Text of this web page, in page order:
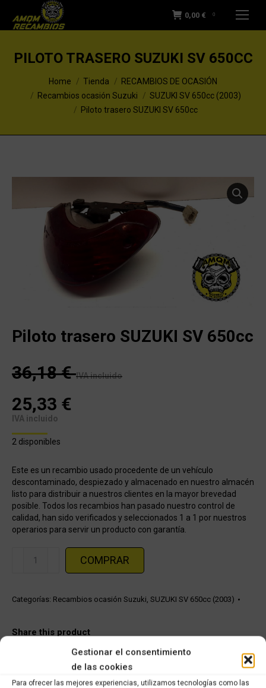
Gestionar el consentimiento
de las cookies
Para ofrecer las mejores experiencias, utilizamos tecnologías como las
0,00 € 0
PILOTO TRASERO SUZUKI SV 650CC
You are here:Home Tienda
RECAMBIOS DE OCASIÓN
Recambios ocasión Suzuki
SUZUKI SV 650cc (2003)
Piloto trasero SUZUKI SV 650cc
Piloto trasero SUZUKI SV 650cc
36,18€ IVA incluido
25,33 €
IVA incluido
2 disponibles
Este es un recambio usado procedente de un vehículo
descontaminado, despiezado y almacenado en nuestro almacén
listo para distribuir a nuestros clientes en la mayor brevedad
posible. Todos los recambios han pasado nuestro control de
calidad, han sido verificados y seleccionados 1 a 1 por nuestros
operarios para servir un producto con garantía.
Piloto
SV
cantidad
COMPRAR
Categorías: Recambios ocasión Suzuki, SUZUKI SV 650cc (2003)
Share this product
on
Share
on
on
on